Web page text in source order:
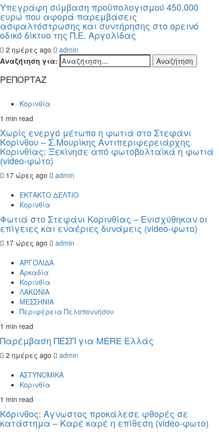
Υπεγράφη σύμβαση προϋπολογισμού 450.000
ευρώ που αφορά παρεμβάσεις
ασφαλτόστρωσης και συντήρησης στο ορεινό
οδικό δίκτυο της Π.Ε. Αργολίδας
2 ημέρες ago
admin
Αναζήτηση για:
ΡΕΠΟΡΤΑΖ
Κορινθία
1 min read
Χωρίς ενεργό μέτωπο η φωτιά στο Στεφάνι
Κορίνθου – Σ.Μουρίκης Αντιπεριφερειάρχης
Κορινθίας: Ξεκίνησε από φωτοβολταϊκά η φωτιά
(video-φώτο)
17 ώρες ago
admin
ΕΚΤΑΚΤΟ ΔΕΛΤΙΟ
Κορινθία
Φωτιά στο Στεφάνι Κορινθίας – Ενισχύθηκαν οι
επίγειες και εναέριες δυνάμεις (video-φωτο)
17 ώρες ago
admin
ΑΡΓΟΛΙΔΑ
Αρκαδία
Κορινθία
ΛΑΚΩΝΙΑ
ΜΕΣΣΗΝΙΑ
Περιφέρεια Πελοποννήσου
1 min read
Παρέμβαση ΠΕΣΠ για MERE Ελλάς
2 ημέρες ago
admin
ΑΣΤΥΝΟΜΙΚΑ
Κορινθία
1 min read
Κόρινθος: Άγνωστος προκάλεσε φθορές σε
κατάστημα – Καρέ καρέ η επίθεση (video-φωτο)